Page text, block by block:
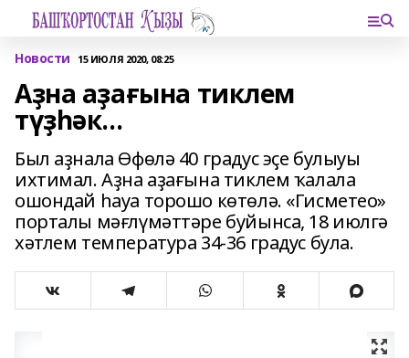
Новости 15 ИЮЛЯ 2020, 08:25
Аҙна аҙағына тиклем
түҙһәк...
Был аҙнала Өфөлә 40 градус эҫе булыуы
ихтимал. Аҙна аҙағына тиклем ҡалала
ошондай һауа торошо көтөлә. «Гисметео»
порталы мәғлүмәттәре буйынса, 18 июлгә
хәтлем температура 34-36 градус була.